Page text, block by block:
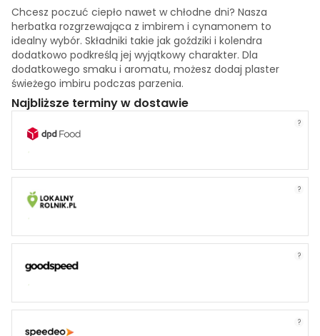
Chcesz poczuć ciepło nawet w chłodne dni? Nasza
herbatka rozgrzewająca z imbirem i cynamonem to
idealny wybór. Składniki takie jak goździki i kolendra
dodatkowo podkreślą jej wyjątkowy charakter. Dla
dodatkowego smaku i aromatu, możesz dodaj plaster
świeżego imbiru podczas parzenia.
Najbliższe terminy w dostawie
?
?
?
?